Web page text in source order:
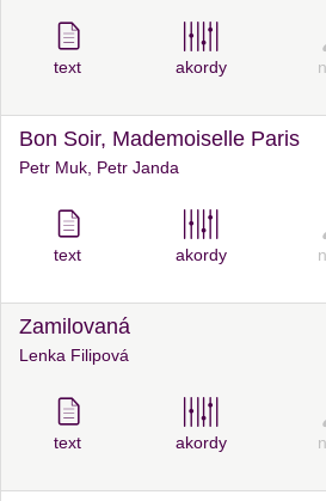
text akordy
Bon Soir, Mademoiselle Paris
Petr Muk, Petr Janda
text akordy
Zamilovaná
Lenka Filipová
text akordy